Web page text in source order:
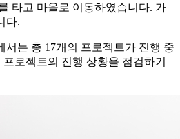
타고 마을로 이동하였습니다. 가
다.
서는 총 17개의 프로젝트가 진행 중
로젝트의 진행 상황을 점검하기